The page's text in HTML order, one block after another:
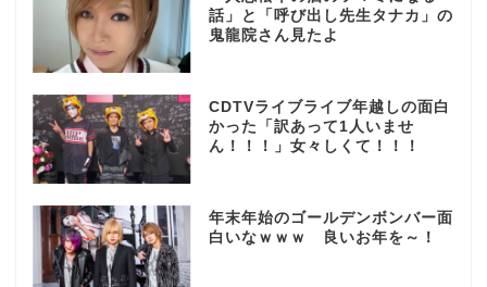
話」と「呼び出し先生タナカ」の
鬼龍院さん見たよ
CDTVライブライブ年越しの面白
かった「訳あって1人いませ
ん！！！」女々しくて！！！
年末年始のゴールデンボンバー面
白いなｗｗｗ 良いお年を～！